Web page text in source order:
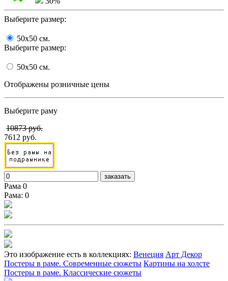
Выберите размер:
50x50 cм.
Выберите размер:
50x50 cм.
Отображены розничные цены
Выберите раму
10873 руб.
7612 руб.
заказать
Рама 0
Рама: 0
Это изображение есть в коллекциях: Венеция Арт Декор
Постеры в раме. Современные сюжеты Картины на холсте
Постеры в раме. Классические сюжеты